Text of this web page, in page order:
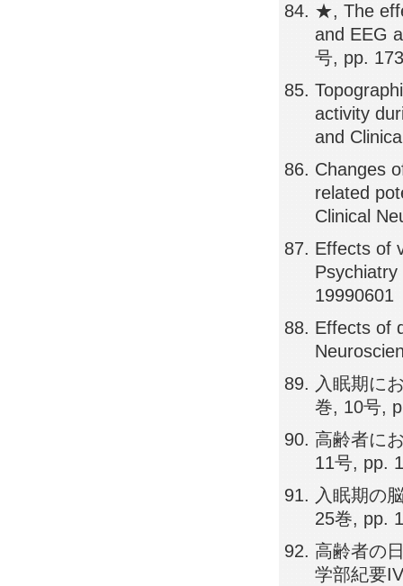
★, The
and EEG
号, pp.
activity
and
Changes
related
Clinical
Effects of
19990601
Effects of
入眠期に
巻, 10号,
高齢者に
11号, pp.
入眠期の
25巻, pp.
高齢者の
学部紀要